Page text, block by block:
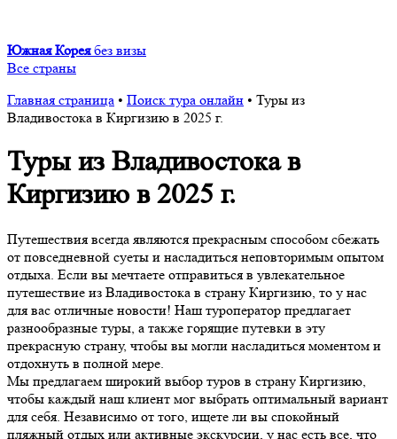
Южная Корея без визы
Все страны
Главная страница • Поиск тура онлайн • Туры из
Владивостока в Киргизию в 2025 г.
Туры из Владивостока в
Киргизию в 2025 г.
Путешествия всегда являются прекрасным способом сбежать
от повседневной суеты и насладиться неповторимым опытом
отдыха. Если вы мечтаете отправиться в увлекательное
путешествие из Владивостока в страну Киргизию, то у нас
для вас отличные новости! Наш туроператор предлагает
разнообразные туры, а также горящие путевки в эту
прекрасную страну, чтобы вы могли насладиться моментом и
отдохнуть в полной мере.
Мы предлагаем широкий выбор туров в страну Киргизию,
чтобы каждый наш клиент мог выбрать оптимальный вариант
для себя. Независимо от того, ищете ли вы спокойный
пляжный отдых или активные экскурсии, у нас есть все, что